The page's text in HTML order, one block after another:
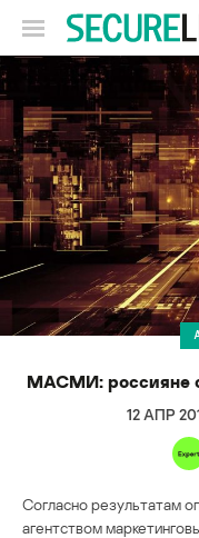
МАСМИ: россияне
12 АПР
Согласно результатам
агентством